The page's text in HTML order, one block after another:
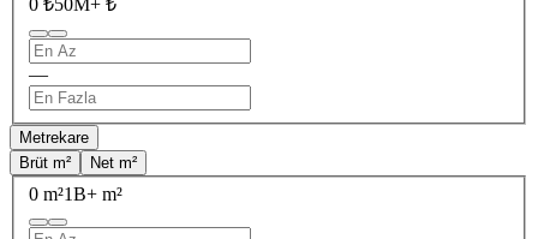
—
Metrekare
Brüt m²
Net m²
0 m²1B+ m²